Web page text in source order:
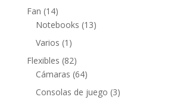
Fan 1414
productos
Notebooks 1313
Varios 1 1
producto
Flexibles 8282
productos
Cámaras 6464
productos
Consolas de juego 33